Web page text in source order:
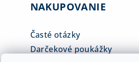
NAKUPOVANIE
Časté otázky
Darčekové poukážky